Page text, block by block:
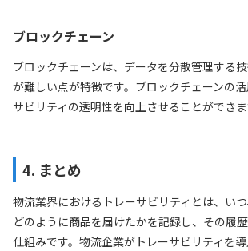
ブロックチェーン
ブロックチェーンは、データを分散管理する
が難しい点が特徴です。ブロックチェーンの
サビリティの透明性を向上させることができま
4. まとめ
物流業界におけるトレーサビリティとは、いつ
どのように商品を届けたかを記録し、その履
仕組みです。物流企業がトレーサビリティを